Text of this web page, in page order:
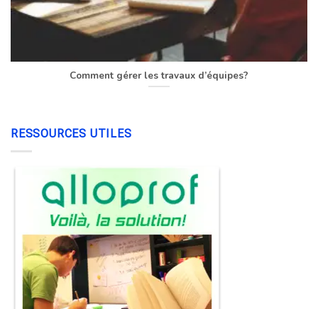
Comment gérer les travaux d’équipes?
RESSOURCES UTILES